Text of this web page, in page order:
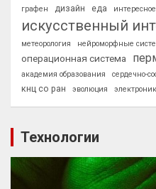
графен
дизайн еда интересное
искусственный
метеорология нейроморфные
операционная система
академия образования
сердечно-
кнц со ран
эволюция
Технологии